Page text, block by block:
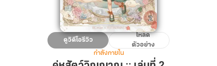
คู่หู
สัตว์
วิญญาณ
ดูวิดีโอรีวิว
โหลด
ตัวอย่าง
กำลังภายใน